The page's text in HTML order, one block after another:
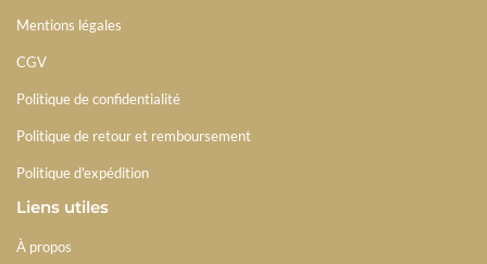
Mentions légales
CGV
Politique de confidentialité
Politique de retour et remboursement
Politique d'expédition
Liens utiles
À propos